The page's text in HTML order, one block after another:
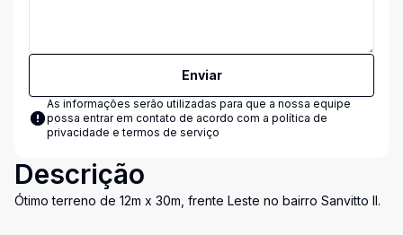
Enviar
As informações serão utilizadas para que a nossa equipe
possa entrar em contato de acordo com a política de
privacidade e termos de serviço
Descrição
Ótimo terreno de 12m x 30m, frente Leste no bairro Sanvitto II.